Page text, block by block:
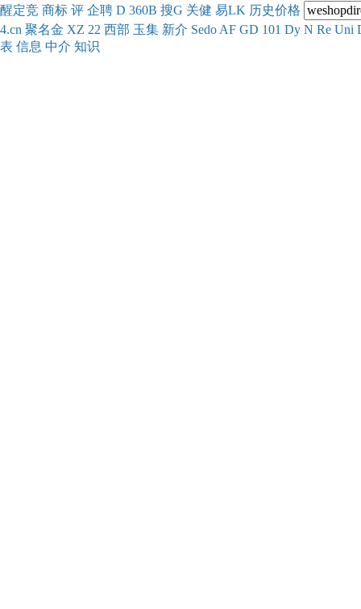
醒定竞 商标 评 企聘 D 360B 搜G 关健 易LK 历史价格
4.cn 聚名金 XZ 22 西部 玉集 新介 Sedo AF GD 101 Dy N Re Uni
表 信息 中介 知识